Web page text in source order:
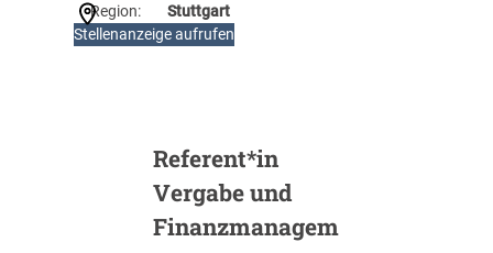
Region:
Stuttgart
Stellenanzeige aufrufen
n
i
e
r
Referent*in
Vergabe und
Finanzmanagem